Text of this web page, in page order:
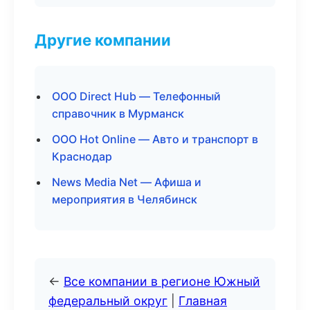
Другие компании
ООО Direct Hub — Телефонный
справочник в Мурманск
ООО Hot Online — Авто и транспорт в
Краснодар
News Media Net — Афиша и
мероприятия в Челябинск
← Все компании в регионе Южный
федеральный округ
Главная